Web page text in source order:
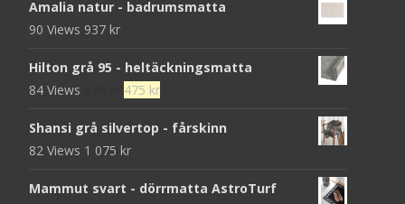
Amalia natur - badrumsmatta
90 Views 937 kr
Hilton grå 95 - heltäckningsmatta
84 Views
Det
priset
var:
475 krDet
priset
Shansi grå silvertop - fårskinn
82 Views 1 075 kr
Mammut svart - dörrmatta AstroTurf